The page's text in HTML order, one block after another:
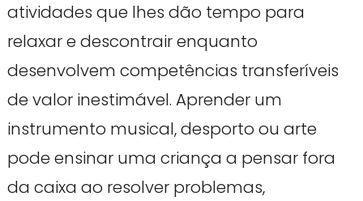
atividades que lhes dão tempo para
relaxar e descontrair enquanto
desenvolvem competências transferíveis
de valor inestimável. Aprender um
instrumento musical, desporto ou arte
pode ensinar uma criança a pensar fora
da caixa ao resolver problemas,